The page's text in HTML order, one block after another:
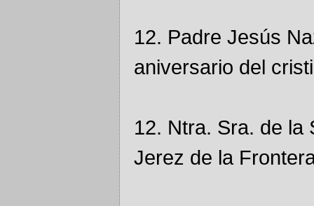
12. Padre Jesús
aniversario del
12. Ntra. Sra. de la
Jerez de la